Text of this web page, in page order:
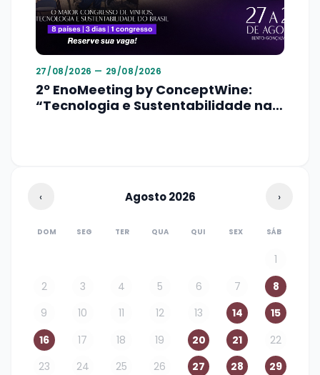
27/08/2026 — 29/08/2026
2º EnoMeeting by ConceptWine:
“Tecnologia e Sustentabilidade na
‹ Agosto 2026 ›
DOM SEG TER QUA QUI SEX SÁB
1
2
3 4 5 6 7
8
9
10 11 12 13 14
15
16
17 18 19 20 21
22
23
24 25 26 27 28
29